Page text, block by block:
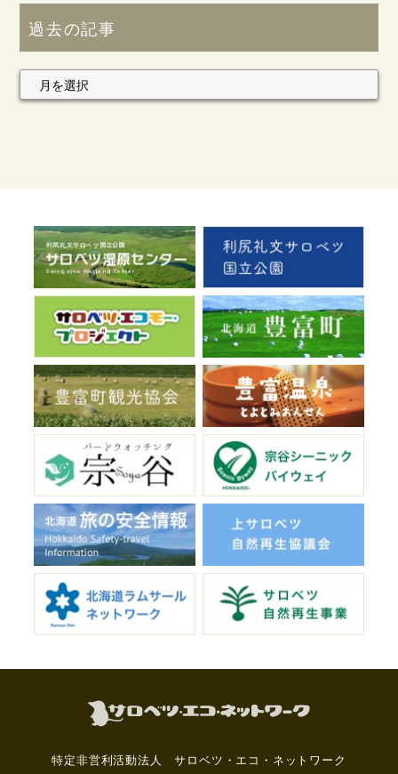
過去の記事
特定非営利活動法人 サロベツ・エコ・ネットワーク